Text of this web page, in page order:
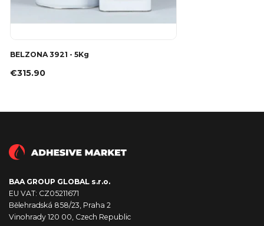
BELZONA 3921 - 5Kg
€315.90
BAA GROUP GLOBAL s.r.o.
EU VAT: CZ05211671
Bělehradská 858/23, Praha 2
Vinohrady 120 00, Czech Republic